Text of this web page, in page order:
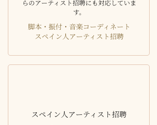
らのアーティスト招聘にも対応していま
す。
脚本・振付・音楽コーディネート
スペイン人アーティスト招聘
スペイン人アーティスト招聘